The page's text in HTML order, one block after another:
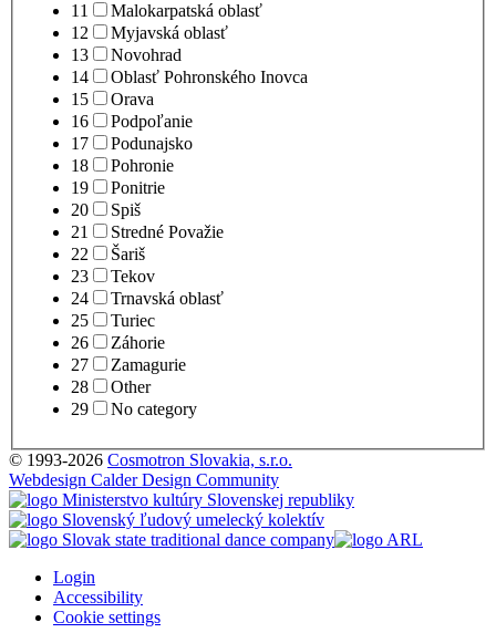
11
Malokarpatská oblasť
12
Myjavská oblasť
13
Novohrad
14
Oblasť Pohronského Inovca
15
Orava
16
Podpoľanie
17
Podunajsko
18
Pohronie
19
Ponitrie
20
Spiš
21
Stredné Považie
22
Šariš
23
Tekov
24
Trnavská oblasť
25
Turiec
26
Záhorie
27
Zamagurie
28
Other
29
No category
© 1993-2026 Cosmotron Slovakia, s.r.o.
Webdesign Calder Design Community
Login
Accessibility
Cookie settings